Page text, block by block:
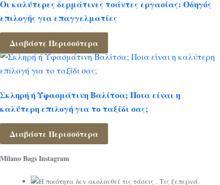
Οι καλύτερες δερμάτινες τσάντες εργασίας: Οδηγός
επιλογής για επαγγελματίες
Διαβάστε Περισσότερα
Σκληρή ή Υφασμάτινη Βαλίτσα; Ποια είναι η
καλύτερη επιλογή για το ταξίδι σας;
Διαβάστε Περισσότερα
Milano Bags Instagram